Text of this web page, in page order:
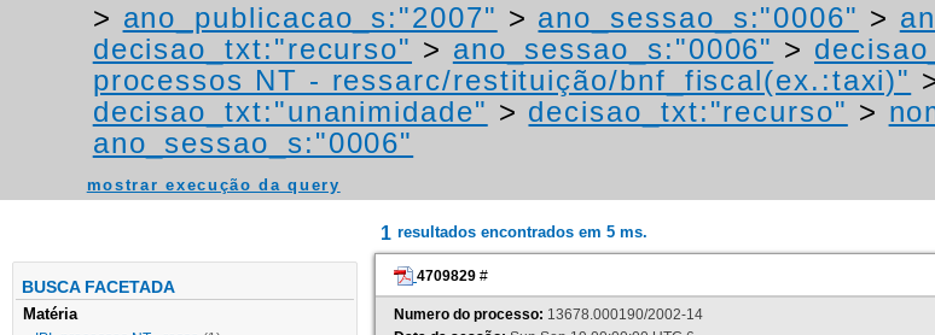
> ano_publicacao_s:"2007" > ano_sessao_s:"0006" >
decisao_txt:"recurso" > ano_sessao_s:"0006" >
processos NT - ressarc/restituição/bnf_fiscal(ex.:taxi)"
decisao_txt:"unanimidade" > decisao_txt:"recurso" >
ano_sessao_s:"0006"
mostrar execução da query
BUSCA FACETADA
Matéria
1 resultados encontrados em 5 ms.
4709829 #
Numero do processo: 13678.000190/2002-14